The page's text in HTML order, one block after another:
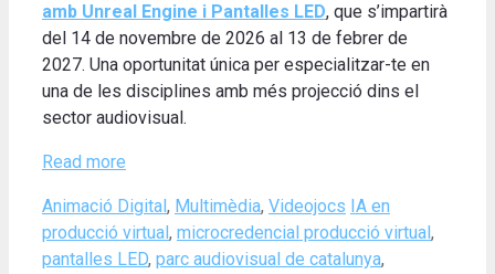
amb Unreal Engine i Pantalles LED, que s’impartirà
del 14 de novembre de 2026 al 13 de febrer de
2027. Una oportunitat única per especialitzar-te en
una de les disciplines amb més projecció dins el
sector audiovisual.
Read more
Categories
Animació Digital , Multimèdia, Videojocs Tags
IA en
producció virtual , microcredencial producció virtual ,
pantalles LED, parc audiovisual de catalunya,